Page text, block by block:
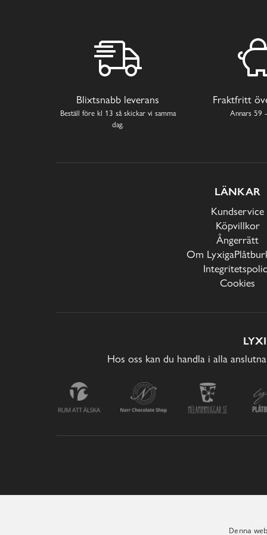
Blixtsnabb leverans
Beställ före kl 13 så skickar vi samma
dag.
Fraktfritt
Annars 59
LÄNKAR
Kundservice
Köpvillkor
Ångerrätt
Om
Cookies
Hos oss kan du handla i alla
Denna